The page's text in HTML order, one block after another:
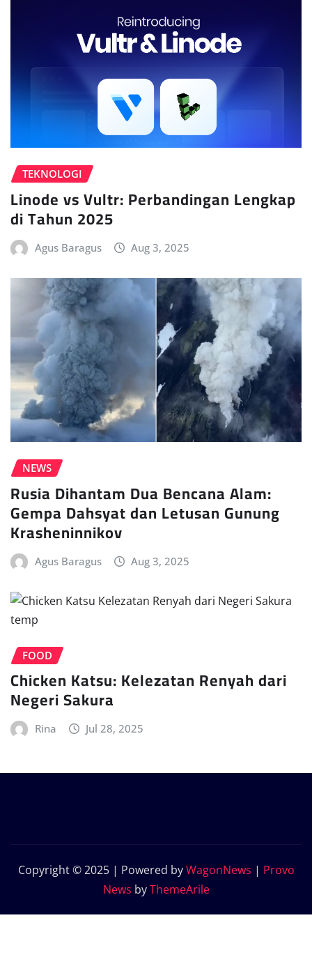
TEKNOLOGI
Linode vs Vultr: Perbandingan Lengkap
di Tahun 2025
Agus Baragus Aug 3, 2025
NEWS
Rusia Dihantam Dua Bencana Alam:
Gempa Dahsyat dan Letusan Gunung
Krasheninnikov
Agus Baragus Aug 3, 2025
FOOD
Chicken Katsu: Kelezatan Renyah dari
Negeri Sakura
Rina Jul 28, 2025
Copyright © 2025 | Powered byWagonNews | Provo
News byThemeArile